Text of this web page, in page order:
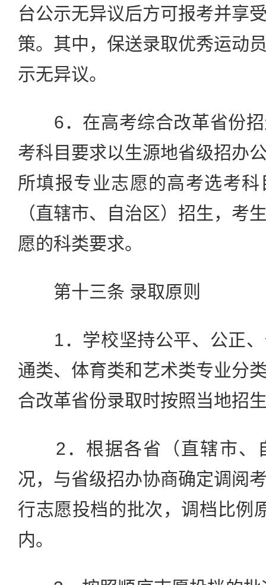
台公示无异议后方可报考并享
策。其中，保送录取优秀运动
示无异议。
6．在高考综合改革省份招
考科目要求以生源地省级招办
所填报专业志愿的高考选考
（直辖市、自治区）招生，考
愿的科类要求。
第十三条 录取原则
1．学校坚持公平、公正、
通类、体育类和艺术类专业分
合改革省份录取时按照当地招
2．根据各省（直辖市、
况，与省级招办协商确定调阅
行志愿投档的批次，调档比例
内。